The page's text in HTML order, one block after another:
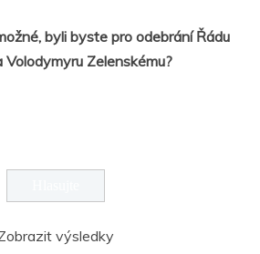
byli byste pro odebrání Řádu
Volodymyru Zelenskému?
výsledky